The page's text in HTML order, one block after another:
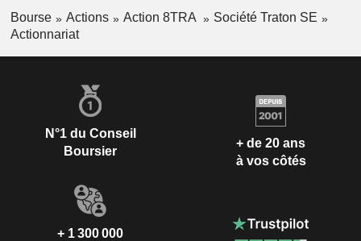
Bourse Actions Action 8TRA
Société Traton SE
Actionnariat
N°1 du Conseil
Boursier
+ de 20 ans
à vos côtés
+ 1 300 000